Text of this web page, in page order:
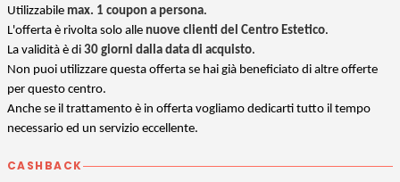
Utilizzabile max. 1 coupon a persona.
L'offerta è rivolta solo alle nuove clienti del Centro Estetico.
La validità è di 30 giorni dalla data di acquisto.
Non puoi utilizzare questa offerta se hai già beneficiato di altre offerte
per questo centro.
Anche se il trattamento è in offerta vogliamo dedicarti tutto il tempo
necessario ed un servizio eccellente.
CASHBACK